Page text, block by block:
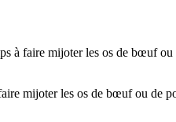
à faire mijoter les os de bœuf
mijoter les os de bœuf ou de